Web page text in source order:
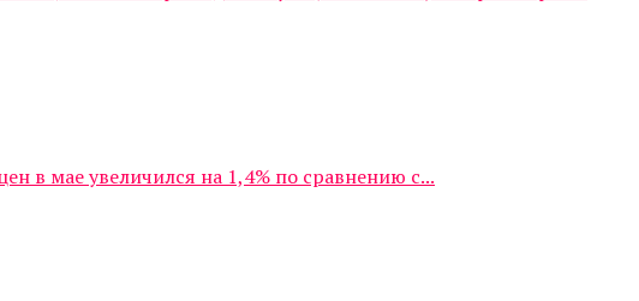
в мае увеличился на 1,4% по сравнению с...